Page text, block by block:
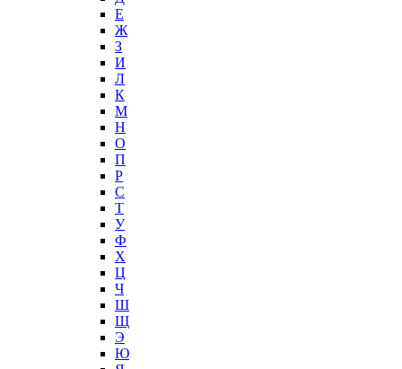
Е
Ж
З
И
Л
К
М
Н
О
П
Р
С
Т
У
Ф
Х
Ц
Ч
Ш
Щ
Э
Ю